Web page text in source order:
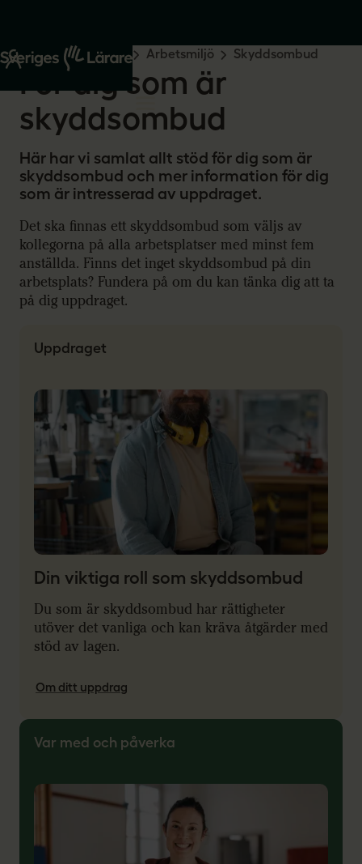
Start Råd och stöd Arbetsmiljö Skyddsombud
För dig som är
skyddsombud
Här har vi samlat allt stöd för dig som är
skyddsombud och mer information för dig
som är intresserad av uppdraget.
Det ska finnas ett skyddsombud som väljs av
kollegorna på alla arbetsplatser med minst fem
anställda. Finns det inget skyddsombud på din
arbetsplats? Fundera på om du kan tänka dig att ta
på dig uppdraget.
Uppdraget
Din viktiga roll som skyddsombud
Du som är skyddsombud har rättigheter
utöver det vanliga och kan kräva åtgärder med
stöd av lagen.
Om ditt uppdrag
Var med och påverka